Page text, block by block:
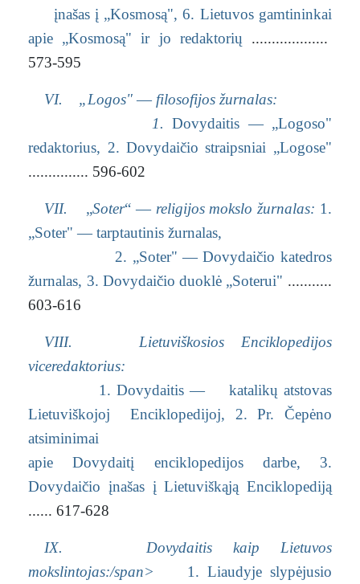
įnašas į „Kosmosą", 6. Lietuvos gamtininkai
apie „Kosmosą" ir jo redaktorių ...................
573-595
VI. „Logos"— filosofijos žurnalas:
1. Dovydaitis — „Logoso"
redaktorius, 2. Dovydaičio straipsniai „Logose"
............... 596-602
VII. „Soter“ — religijos mokslo žurnalas: 1.
„Soter" — tarptautinis žurnalas,
2. „Soter" — Dovydaičio katedros
žurnalas, 3. Dovydaičio duoklė „Soterui" ...........
603-616
VIII. Lietuviškosios Enciklopedijos
viceredaktorius:
1. Dovydaitis — katalikų atstovas
Lietuviškojoj Enciklopedijoj,
2. Pr. Čepėno
atsiminimai
apie Dovydaitį enciklopedijos darbe,
3.
Dovydaičio įnašas į Lietuviškąją Enciklopediją
...... 617-628
IX. Dovydaitis kaip Lietuvos
mokslintojas:/span>
1. Liaudyje slypėjusio